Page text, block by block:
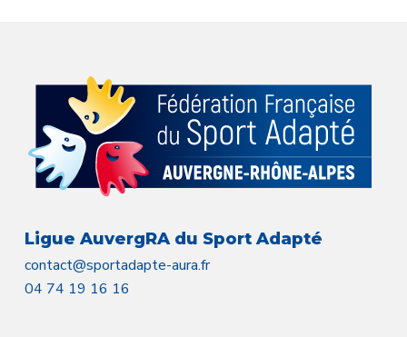
Ligue AuvergRA du Sport Adapté
contact@sportadapte-aura.fr
04 74 19 16 16